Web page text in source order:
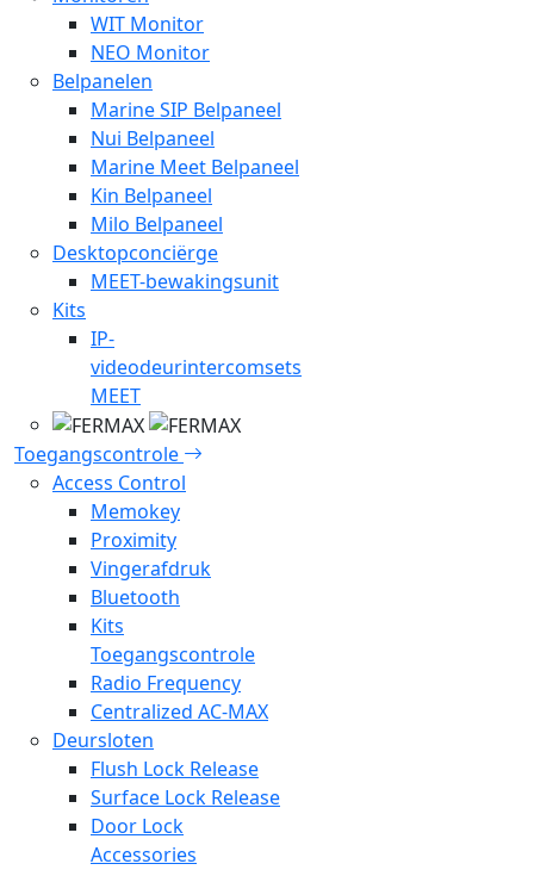
WIT Monitor
NEO Monitor
Belpanelen
Marine SIP Belpaneel
Nui Belpaneel
Marine Meet Belpaneel
Kin Belpaneel
Milo Belpaneel
Desktopconciërge
MEET-bewakingsunit
Kits
IP-
videodeurintercomsets
MEET
Toegangscontrole
Access Control
Memokey
Proximity
Vingerafdruk
Bluetooth
Kits
Toegangscontrole
Radio Frequency
Centralized AC-MAX
Deursloten
Flush Lock Release
Surface Lock Release
Door Lock
Accessories